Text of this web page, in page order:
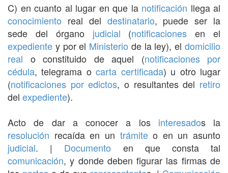
C) en cuanto al lugar en que la notificación llega al
conocimiento real del destinatario, puede ser la
sede del órgano judicial (notificaciones en el
expediente y por el Ministerio de la ley), eldomicilio
real o constituido de aquel (notificaciones por
cédula, telegrama ocarta certificada) u otro lugar
(notificaciones por edictos, o resultantes del retiro
del expediente).
Acto de dar a conocer a los interesados la
resolución recaída en un trámiteo en un asunto
judicial. | Documento en que consta tal
comunicación, y donde deben figurar las firmas de